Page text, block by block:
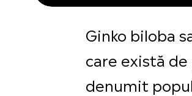
Ginko biloba
care există
denumit